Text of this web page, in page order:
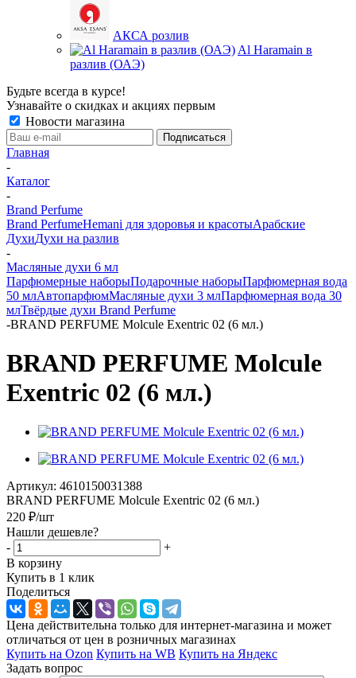
АКСА розлив
Al Haramain в
разлив (ОАЭ)
Будьте всегда в курсе!
Узнавайте о скидках и акциях первым
Новости магазина
Главная
-
Каталог
-
Brand Perfume
Brand PerfumeHemani для здоровья и красотыАрабские
ДухиДухи на разлив
-
Масляные духи 6 мл
Парфюмерные наборыПодарочные наборыПарфюмерная вода
50 млАвтопарфюмМасляные духи 3 млПарфюмерная вода 30
млТвёрдые духи Brand Perfume
-BRAND PERFUME Molcule Exentric 02 (6 мл.)
BRAND PERFUME Molcule
Exentric 02 (6 мл.)
Артикул: 4610150031388
BRAND PERFUME Molcule Exentric 02 (6 мл.)
220 ₽/шт
Нашли дешевле?
-
+
В корзину
Купить в 1 клик
Поделиться
Цена действительна только для интернет-магазина и может
отличаться от цен в розничных магазинах
Купить на Ozon Купить на WB Купить на Яндекс
Задать вопрос